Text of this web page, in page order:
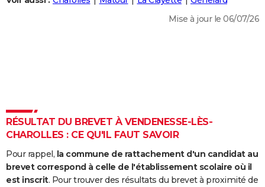
DICTIONNAIRE
Dictionnaire
Biographies
Citations
Expressions
Proverbes
PROGRAMME TV
COPAINS D'AVANT
S'inscrire
Se connecter
Lycées
Collèges
Primaires
Universités
Entreprises
Service militaire
Avis de recherche
AVIS DE DÉCÈS
Mise à jour le 06/07/26
RÉSULTAT DU BREVET À VENDENESSE-LÈS-
CHAROLLES : CE QU'IL FAUT SAVOIR
Pour rappel, la commune de rattachement d'un candidat au
brevet correspond à celle de l'établissement scolaire où il
est inscrit. Pour trouver des résultats du brevet à proximité de